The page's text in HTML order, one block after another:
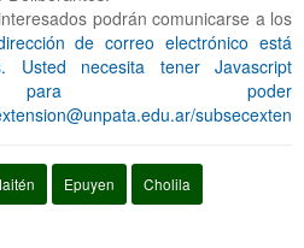
podrán comunicarse a los
de correo electrónico está
Usted necesita tener Javascript
poder
/
Epuyen
Cholila